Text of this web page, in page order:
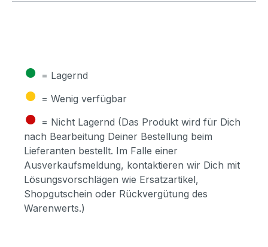
● = Lagernd
● = Wenig verfügbar
● = Nicht Lagernd (Das Produkt wird für Dich
nach Bearbeitung Deiner Bestellung beim
Lieferanten bestellt. Im Falle einer
Ausverkaufsmeldung, kontaktieren wir Dich mit
Lösungsvorschlägen wie Ersatzartikel,
Shopgutschein oder Rückvergütung des
Warenwerts.)